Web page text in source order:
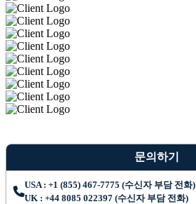
문의하기
USA : +1 (855) 467-7775 (수신자 부담 전화)
UK : +44 8085 022397 (수신자 부담 전화)